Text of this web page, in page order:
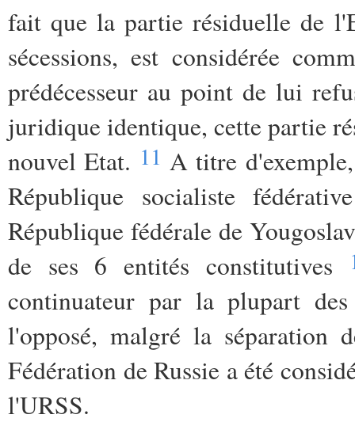
fait que la partie résiduelle de
sécessions, est considérée
prédécesseur au point de lui
juridique identique, cette partie
nouvel Etat. 11 A titre
République socialiste
République fédérale de
de ses 6 entités constitutives
continuateur par la plupart
l'opposé, malgré la séparation
Fédération de Russie a été
l'URSS.